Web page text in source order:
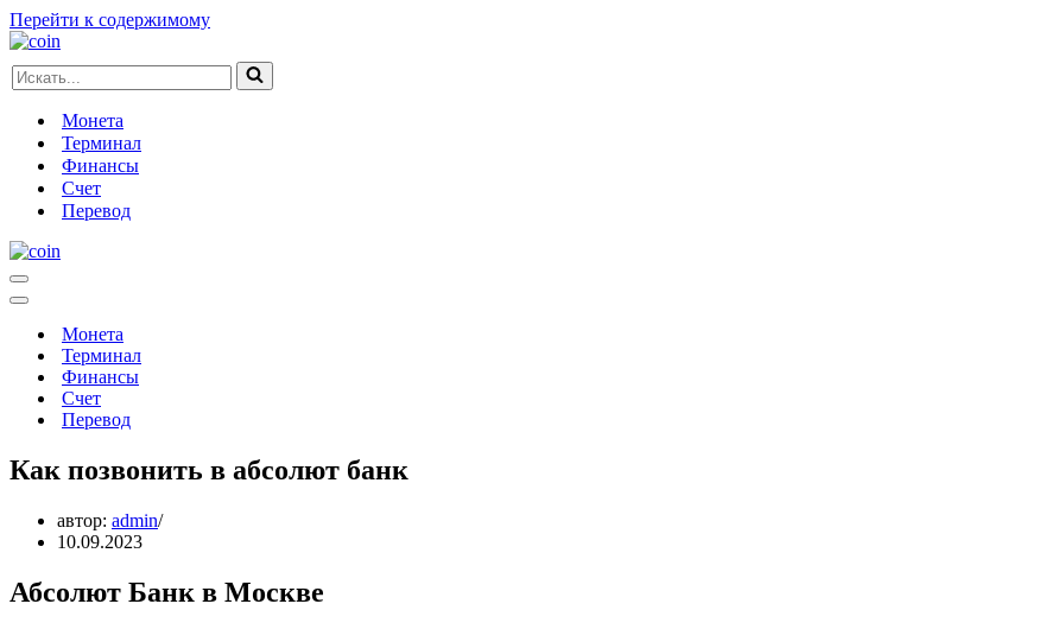
Перейти к содержимому
Искать...
Монета
Терминал
Финансы
Счет
Перевод
Меню
навигации
Меню
навигацииМонета
Терминал
Финансы
Счет
Перевод
Как позвонить в абсолют банк
автор: admin
10.09.2023
Абсолют Банк в Москве